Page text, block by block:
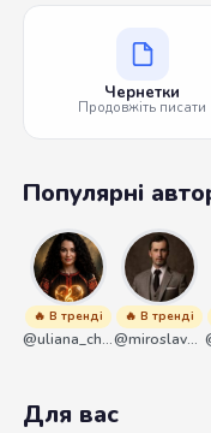
Чернетки
Продовжіть писати
Популярні
🔥 В тренді
@uliana_chernenko
🔥 В тренді
@miroslavmaniyk
Для вас